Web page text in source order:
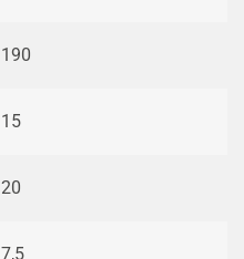
190
15
20
7,5